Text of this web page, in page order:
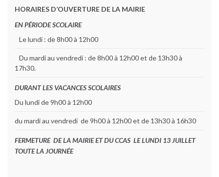
HORAIRES D’OUVERTURE DE LA MAIRIE
EN PÉRIODE SCOLAIRE
Le lundi : de 8h00 à 12h00
Du mardi au vendredi : de 8h00 à 12h00 et de 13h30 à
17h30.
DURANT LES VACANCES SCOLAIRES
Du lundi de 9h00 à 12h00
du mardi au vendredi de 9h00 à 12h00 et de 13h30 à 16h30
FERMETURE DE LA MAIRIE ET DU CCAS LE LUNDI 13 JUILLET
TOUTE LA JOURNÉE